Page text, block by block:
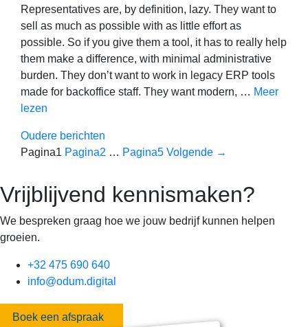
Representatives are, by definition, lazy. They want to
sell as much as possible with as little effort as
possible. So if you give them a tool, it has to really help
them make a difference, with minimal administrative
burden. They don’t want to work in legacy ERP tools
made for backoffice staff. They want modern, … Meer
lezen
Oudere berichten
Pagina1 Pagina2 … Pagina5 Volgende →
Vrijblijvend kennismaken?
We bespreken graag hoe we jouw bedrijf kunnen helpen
groeien.
+32 475 690 640
info@odum.digital
Boek een afspraak